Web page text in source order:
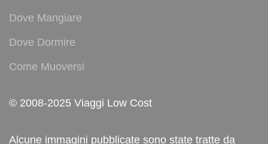
Dove Mangiare
Dove Dormire
Come Muoversi
© 2008-2025 Viaggi Low Cost
Alcune immagini pubblicate sono state tratte da